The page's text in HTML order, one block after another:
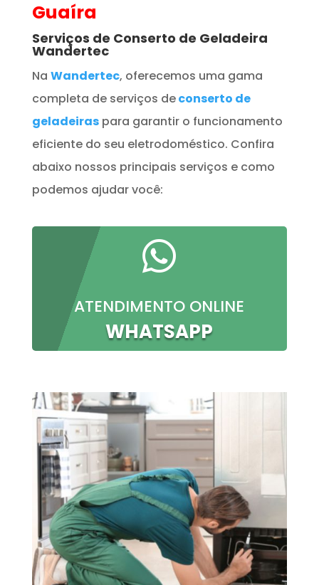
Guaíra
Serviços de Conserto de Geladeira
Wandertec
Na Wandertec, oferecemos uma gama
completa de serviços deconserto de
geladeiraspara garantir o funcionamento
eficiente do seu eletrodoméstico. Confira
abaixo nossos principais serviços e como
podemos ajudar você:

ATENDIMENTO ONLINE
WHATSAPP